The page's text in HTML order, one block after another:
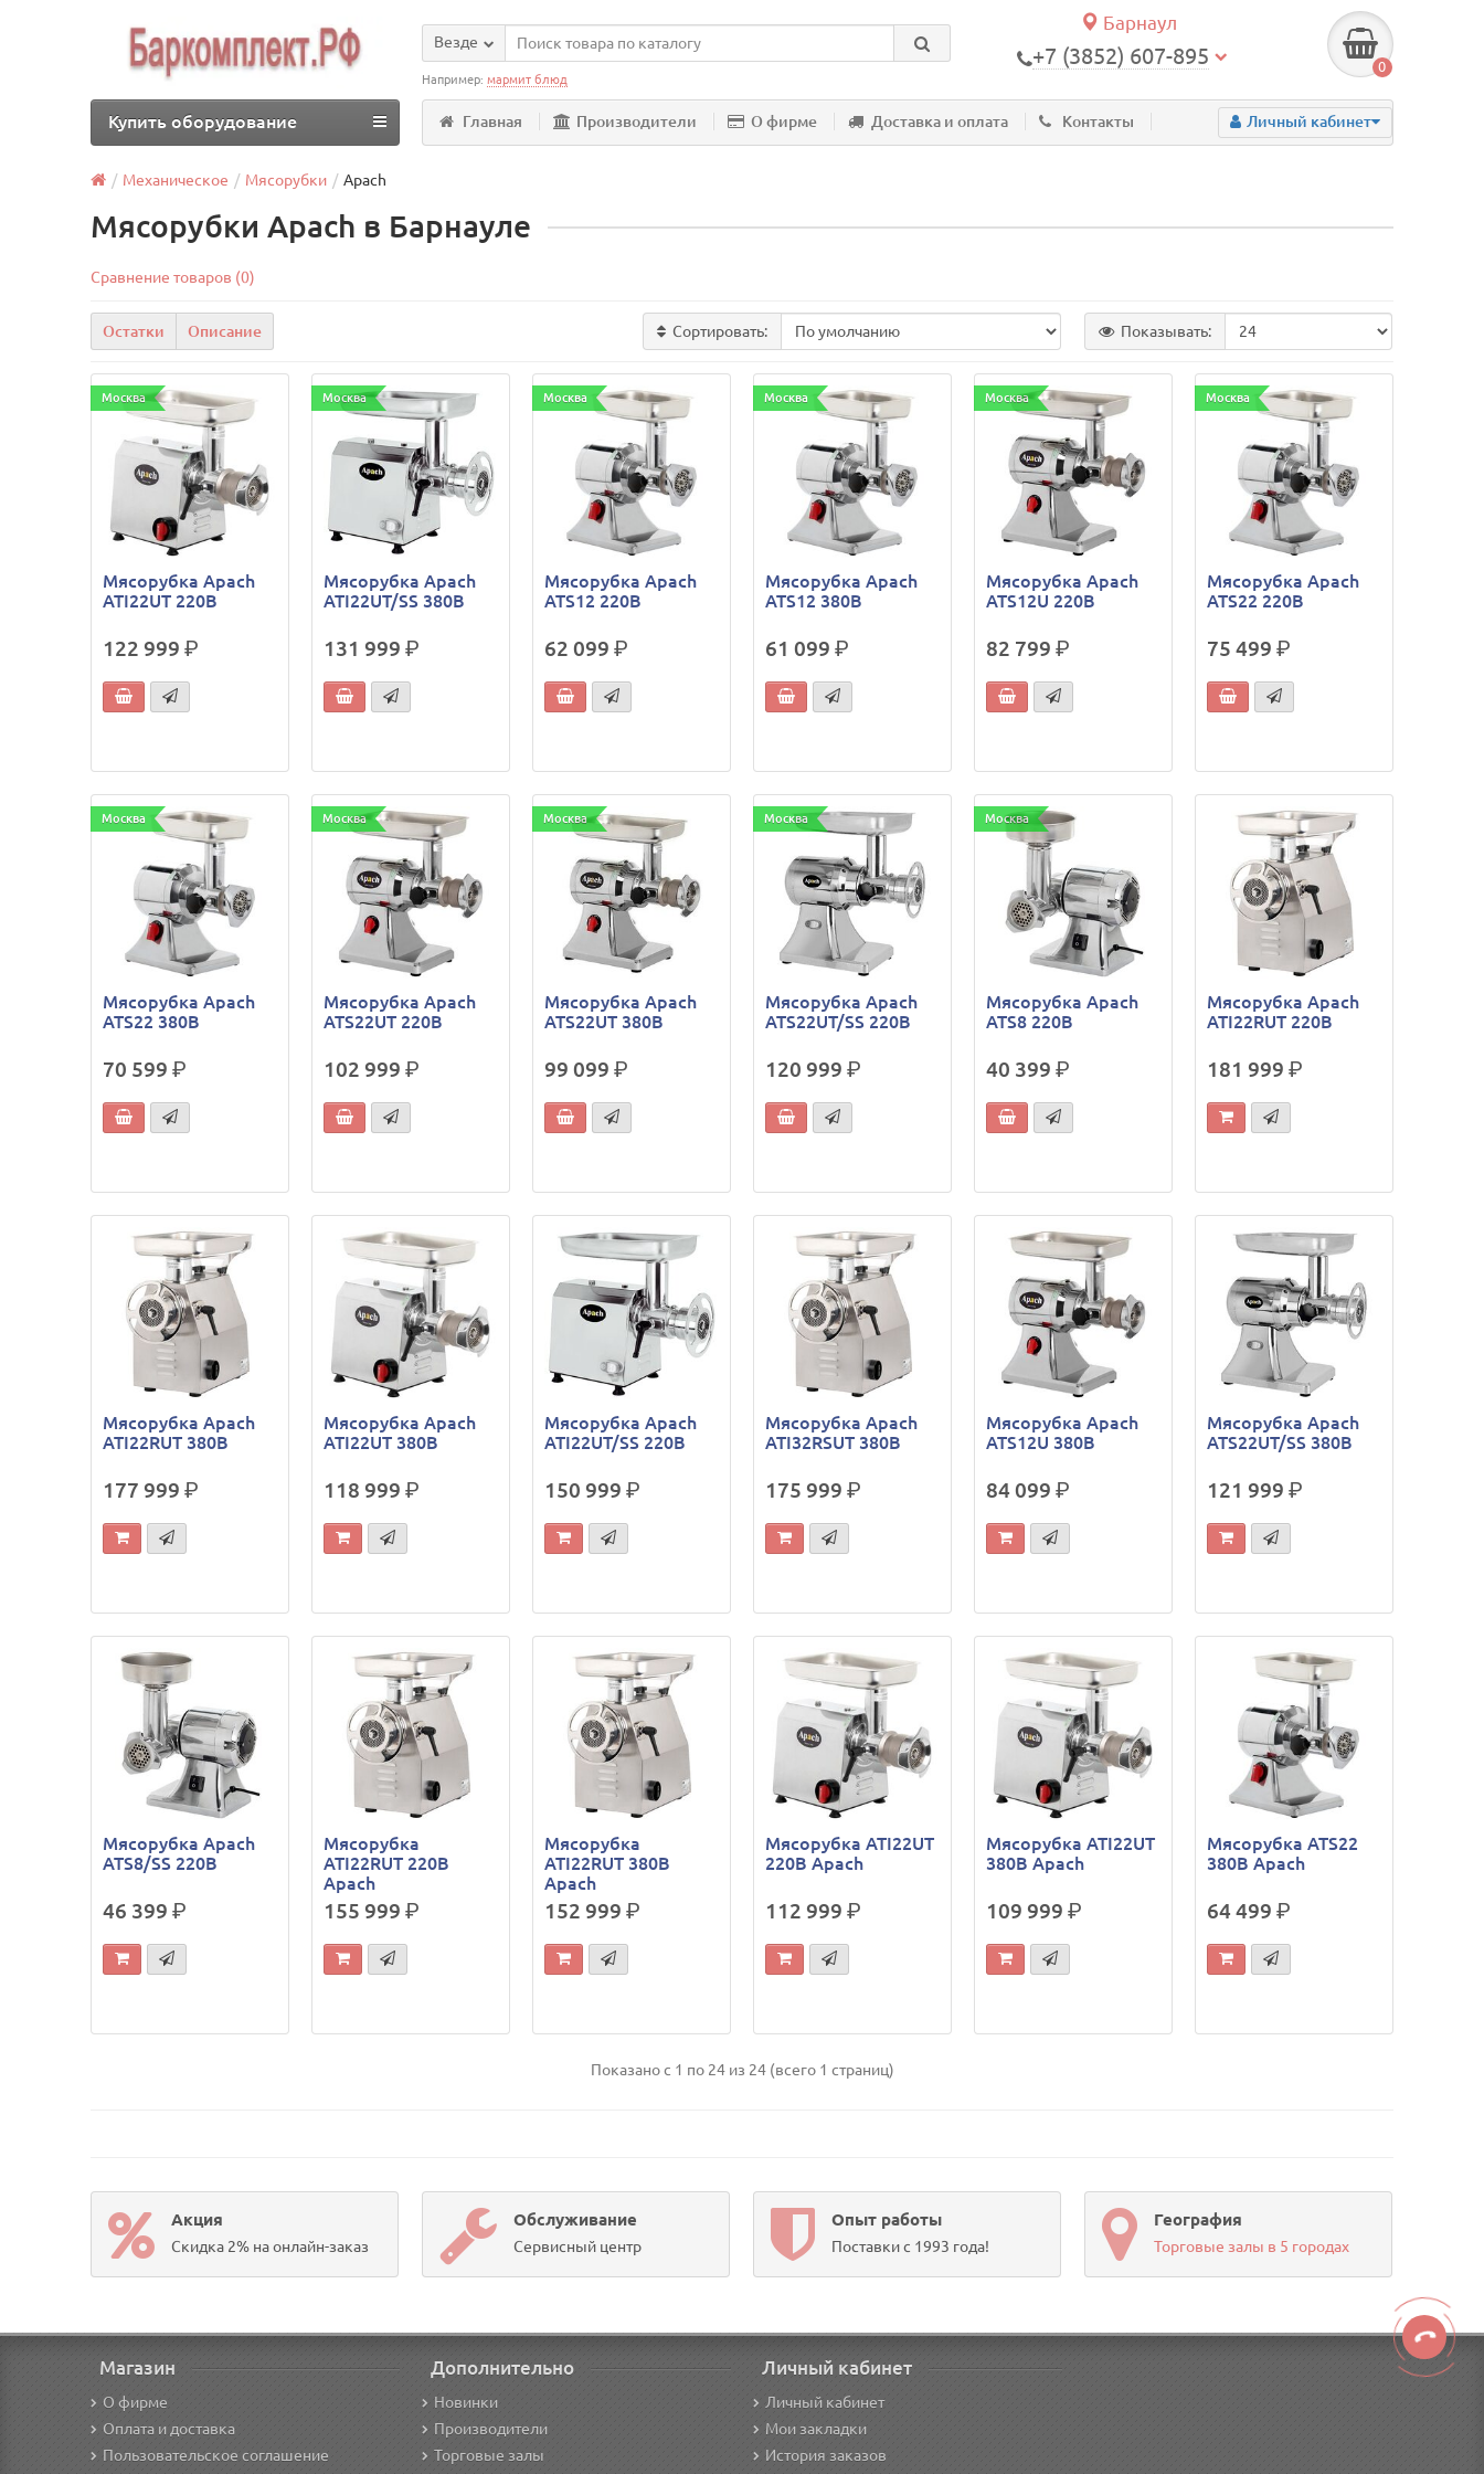
Барнаул
+7 (3852) 607-895 0
Везде
Например:мармит блюд
Главная Производители О фирме Доставка и оплата Контакты Личный кабинет
Купить оборудование
Механическое Мясорубки Apach
Мясорубки Apach в Барнауле
Сравнение товаров (0)
Остатки Описание Сортировать: Показывать:
Москва
Мясорубка Apach
ATI22UT 220В
122 999р.
Москва
Мясорубка Apach
ATI22UT/SS 380В
131 999р.
Москва
Мясорубка Apach
ATS12 220В
62 099р.
Москва
Мясорубка Apach
ATS12 380В
61 099 р.
Москва
Мясорубка Apach
ATS12U 220В
82 799 р.
Москва
Мясорубка Apach
ATS22 220В
75 499 р.
Москва
Мясорубка Apach
ATS22 380В
70 599р.
Москва
Мясорубка Apach
ATS22UT 220В
102 999р.
Москва
Мясорубка Apach
ATS22UT 380В
99 099р.
Москва
Мясорубка Apach
ATS22UT/SS 220В
120 999 р.
Москва
Мясорубка Apach
ATS8 220В
40 399 р.
Мясорубка Apach
ATI22RUT 220В
181 999 р.
Мясорубка Apach
ATI22RUT 380В
177 999р.
Мясорубка Apach
ATI22UT 380В
118 999р.
Мясорубка Apach
ATI22UT/SS 220В
150 999р.
Мясорубка Apach
ATI32RSUT 380В
175 999 р.
Мясорубка Apach
ATS12U 380В
84 099 р.
Мясорубка Apach
ATS22UT/SS 380В
121 999 р.
Мясорубка Apach
ATS8/SS 220В
46 399р.
Мясорубка
ATI22RUT 220В
Apach
155 999р.
Мясорубка
ATI22RUT 380В
Apach
152 999р.
Мясорубка ATI22UT
220В Apach
112 999 р.
Мясорубка ATI22UT
380В Apach
109 999 р.
Мясорубка ATS22
380В Apach
64 499 р.
Показано с 1 по 24 из 24 (всего 1 страниц)
Акция
Скидка 2% на онлайн-заказ
Обслуживание
Сервисный центр
Опыт работы
Поставки с 1993 года!
География
Торговые залы в 5 городах
Магазин
О фирме
Оплата и доставка
Пользовательское соглашение
Дополнительно
Новинки
Производители
Торговые залы
Личный кабинет
Личный кабинет
Мои закладки
История заказов